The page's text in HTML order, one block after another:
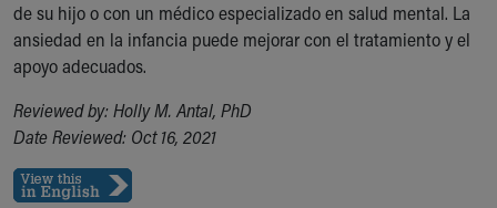
de su hijo o con un médico especializado en salud mental. La
ansiedad en la infancia puede mejorar con el tratamiento y el
apoyo adecuados.
Reviewed by: Holly M. Antal, PhD
Date Reviewed: Oct 16, 2021